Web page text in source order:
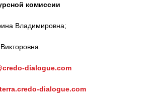
комиссии
Владимировна;
dialogue.com
dialogue.com